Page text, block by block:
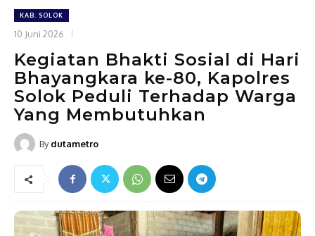
KAB. SOLOK
10 Juni 2026
Kegiatan Bhakti Sosial di Hari
Bhayangkara ke-80, Kapolres
Solok Peduli Terhadap Warga
Yang Membutuhkan
By dutametro